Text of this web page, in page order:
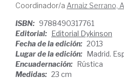
Coordinador/a Arnaiz Serrano,
ISBN: 9788490317761
Editorial: Editorial Dykinson
Fecha de la edición: 2013
Lugar de la edición: Madrid.
Encuadernación: Rústica
Medidas: 23 cm